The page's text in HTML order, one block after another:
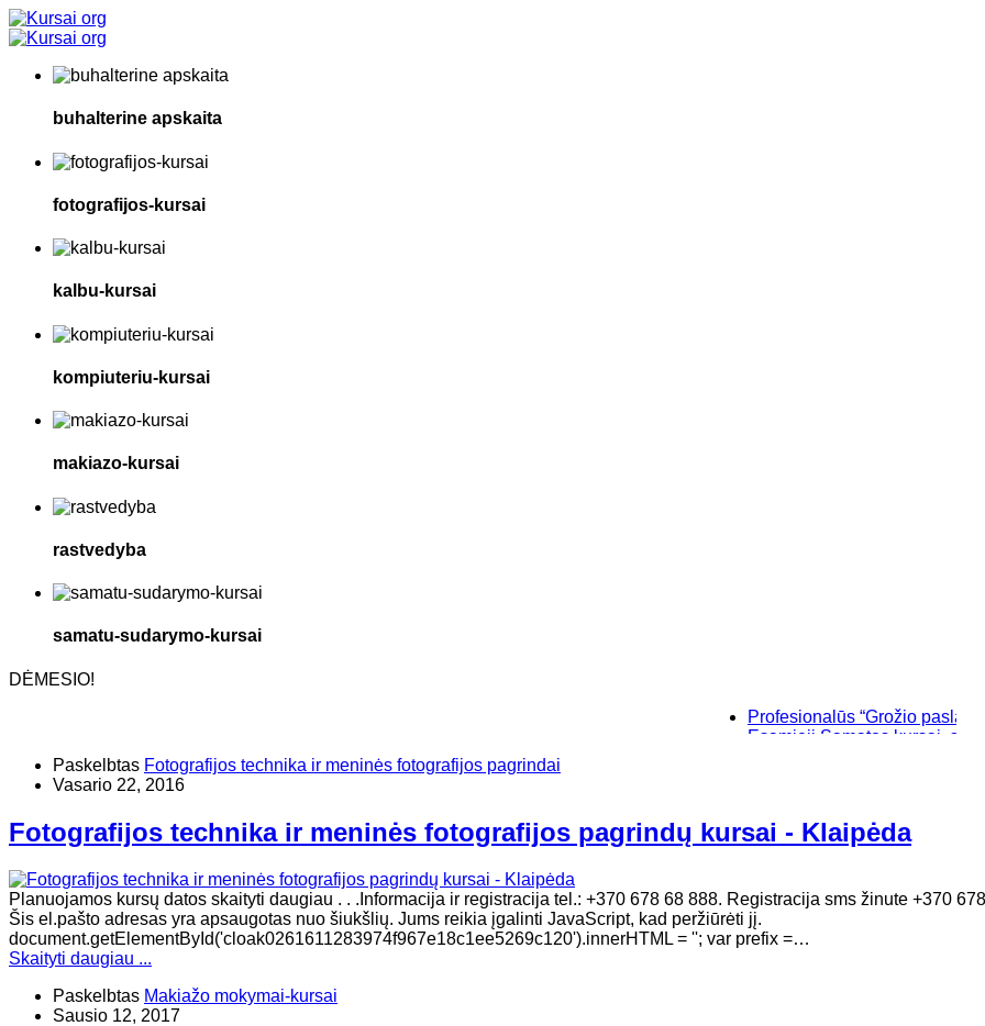
buhalterine apskaita
fotografijos-kursai
kalbu-kursai
kompiuteriu-kursai
makiazo-kursai
rastvedyba
samatu-sudarymo-kursai
DĖMESIO!
Profesionalūs “Grožio
Esamieji Sąmatos kursai, su
Paskelbtas Fotografijos technika ir meninės fotografijos pagrindai
Vasario 22, 2016
Fotografijos technika ir meninės fotografijos pagrindų kursai - Klaipėda
Planuojamos kursų datos skaityti daugiau . . .Informacija ir registracija tel.: +370 678 68 888. Registracija sms žinute +370
Šis el.pašto adresas yra apsaugotas nuo šiukšlių. Jums reikia įgalinti JavaScript, kad peržiūrėti jį.
document.getElementById('cloak0261611283974f967e18c1ee5269c120').innerHTML = ''; var prefix =…
Skaityti daugiau ...
Paskelbtas Makiažo mokymai-kursai
Sausio 12, 2017